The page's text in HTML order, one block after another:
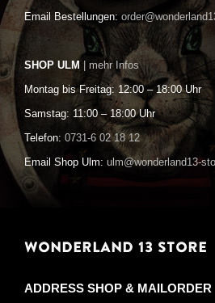
Email Bestellungen:
SHOP ULM | mehr Infos
Montag bis Freitag: 12:00 – 18:00 Uhr
Samstag: 11:00 – 18:00 Uhr
Telefon: 0731-6 02 18 12
Email Shop Ulm: ulm@wonderland13-
WONDERLAND 13 STORE
ADDRESS SHOP & MAILORDER